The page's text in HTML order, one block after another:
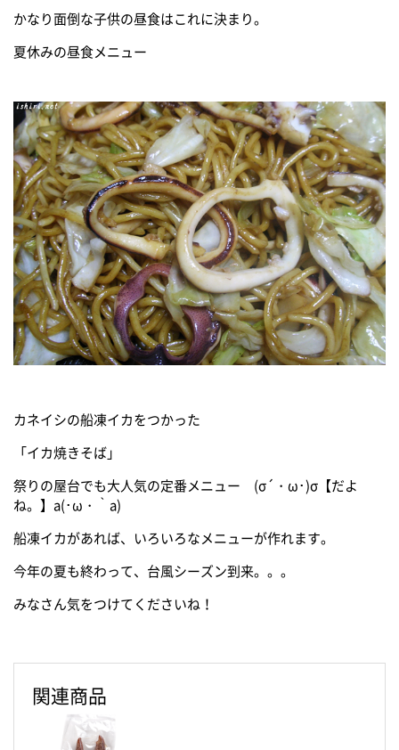
かなり面倒な子供の昼食はこれに決まり。
夏休みの昼食メニュー
カネイシの船凍イカをつかった
「イカ焼きそば」
祭りの屋台でも大人気の定番メニュー (σ´・ω･)σ【だよ
ね。】a(･ω・｀a)
船凍イカがあれば、いろいろなメニューが作れます。
今年の夏も終わって、台風シーズン到来。。。
みなさん気をつけてくださいね！
関連商品